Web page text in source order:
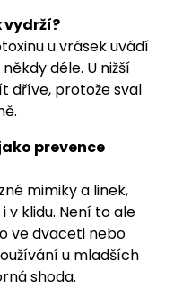
vydrží?
u vrásek uvádí
déle. U nižší
dříve, protože sval
prevence
mimiky a linek,
v klidu. Není to ale
ve dvaceti nebo
u mladších
shoda.